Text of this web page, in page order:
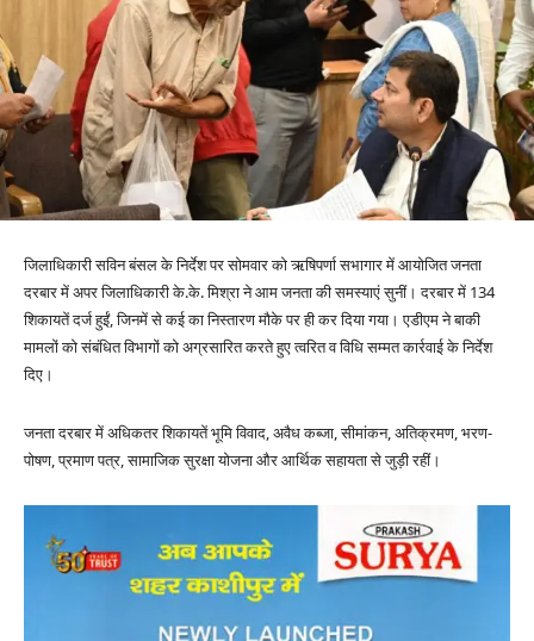
जिलाधिकारी सविन बंसल के निर्देश पर सोमवार को ऋषिपर्णा सभागार में आयोजित जनता
दरबार में अपर जिलाधिकारी के.के. मिश्रा ने आम जनता की समस्याएं सुनीं। दरबार में 134
शिकायतें दर्ज हुईं, जिनमें से कई का निस्तारण मौके पर ही कर दिया गया। एडीएम ने बाकी
मामलों को संबंधित विभागों को अग्रसारित करते हुए त्वरित व विधि सम्मत कार्रवाई के निर्देश
दिए।
जनता दरबार में अधिकतर शिकायतें भूमि विवाद, अवैध कब्जा, सीमांकन, अतिक्रमण, भरण-
पोषण, प्रमाण पत्र, सामाजिक सुरक्षा योजना और आर्थिक सहायता से जुड़ी रहीं।